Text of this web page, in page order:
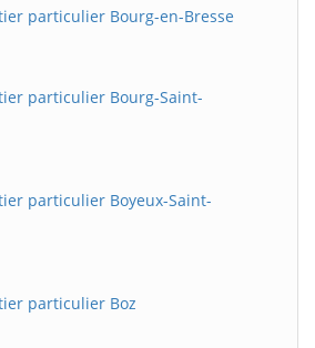
particulier Bourg-en-Bresse
particulier Bourg-Saint-
particulier Boyeux-Saint-
particulier Boz